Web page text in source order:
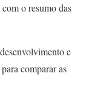
o resumo das
e
comparar as